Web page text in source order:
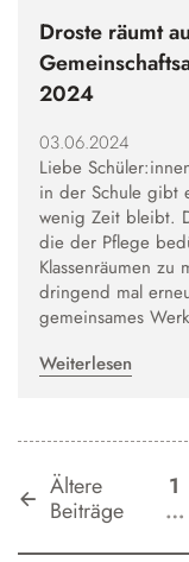
Droste räumt
2024
03.06.2024
Liebe
in der Schule gibt
wenig Zeit bleibt.
die der Pflege
Klassenräumen
dringend mal
gemeinsames
Weiterlesen
Ältere
Beiträge
1
…